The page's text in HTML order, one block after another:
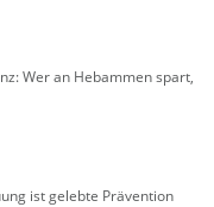
Wer an Heb­am­men spart,
ist ge­leb­te Prä­ven­ti­on